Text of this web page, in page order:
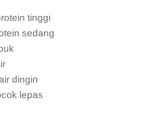
tinggi
sedang
dingin
lepas